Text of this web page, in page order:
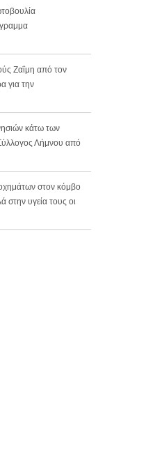
Ζαΐμη από τον
για την
κάτω των
Λήμνου από
στον κόμβο
υγεία τους οι